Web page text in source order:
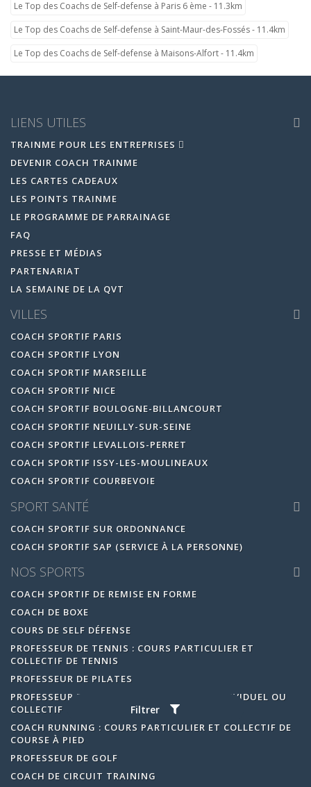
Filtrer
Le Top des Coachs de Self-defense à Paris 6 ème - 11.3km
Le Top des Coachs de Self-defense à Saint-Maur-des-Fossés - 11.4km
Le Top des Coachs de Self-defense à Maisons-Alfort - 11.4km
LIENS UTILES
TRAINME POUR LES ENTREPRISES
DEVENIR COACH TRAINME
LES CARTES CADEAUX
LES POINTS TRAINME
LE PROGRAMME DE PARRAINAGE
FAQ
PRESSE ET MÉDIAS
PARTENARIAT
LA SEMAINE DE LA QVT
VILLES
COACH SPORTIF PARIS
COACH SPORTIF LYON
COACH SPORTIF MARSEILLE
COACH SPORTIF NICE
COACH SPORTIF BOULOGNE-BILLANCOURT
COACH SPORTIF NEUILLY-SUR-SEINE
COACH SPORTIF LEVALLOIS-PERRET
COACH SPORTIF ISSY-LES-MOULINEAUX
COACH SPORTIF COURBEVOIE
SPORT SANTÉ
COACH SPORTIF SUR ORDONNANCE
COACH SPORTIF SAP (SERVICE À LA PERSONNE)
NOS SPORTS
COACH SPORTIF DE REMISE EN FORME
COACH DE BOXE
COURS DE SELF DÉFENSE
PROFESSEUR DE TENNIS : COURS PARTICULIER ET
COLLECTIF DE TENNIS
PROFESSEUR DE PILATES
PROFESSEUR DE YOGA : COURS DE YOGA INDIVIDUEL OU
COLLECTIF
COACH RUNNING : COURS PARTICULIER ET COLLECTIF DE
COURSE À PIED
PROFESSEUR DE GOLF
COACH DE CIRCUIT TRAINING